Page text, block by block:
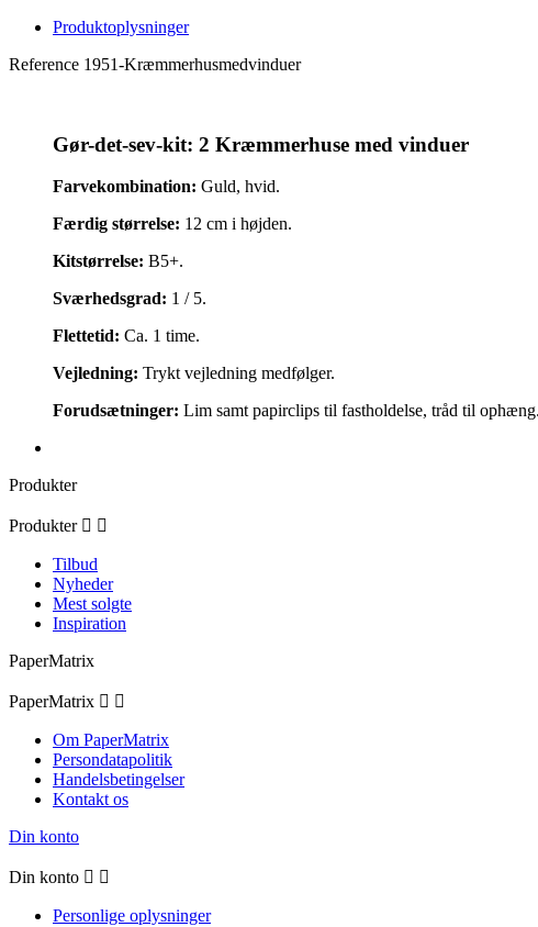
Produktoplysninger
Reference 1951-Kræmmerhusmedvinduer
Gør-det-sev-kit: 2 Kræmmerhuse med vinduer
Farvekombination: Guld, hvid.
Færdig størrelse: 12 cm i højden.
Kitstørrelse: B5+.
Sværhedsgrad: 1 / 5.
Flettetid: Ca. 1 time.
Vejledning: Trykt vejledning medfølger.
Forudsætninger: Lim samt papirclips til fastholdelse, tråd til
Produkter
Produkter  
Tilbud
Nyheder
Mest solgte
Inspiration
PaperMatrix
PaperMatrix  
Om PaperMatrix
Persondatapolitik
Handelsbetingelser
Kontakt os
Din konto
Din konto  
Personlige oplysninger